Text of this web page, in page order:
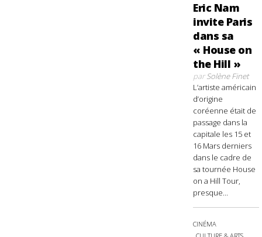
Eric Nam
invite Paris
dans sa
« House on
the Hill »
parSolène Finet
L’artiste américain
d’origine
coréenne était de
passage dans la
capitale les 15 et
16 Mars derniers
dans le cadre de
sa tournée House
on a Hill Tour,
presque...
CINÉMA